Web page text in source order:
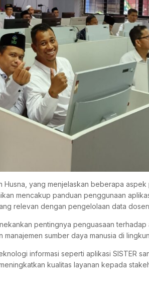
Husna, yang menjelaskan beberapa
mencakup panduan penggunaan
relevan dengan pengelolaan data
pentingnya penguasaan terhadap
sumber daya manusia di
informasi seperti aplikasi SISTER
kualitas layanan kepada